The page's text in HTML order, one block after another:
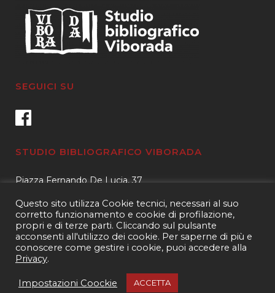
SEGUICI SU
STUDIO BIBLIOGRAFICO VIBORADA
Piazza Fernando De Lucia, 37
Tel.3400596959 – 3404632889
email.info@viborada.it
Copyright 2021 Studio bibliografico Viborada
Questo sito utilizza Cookie tecnici, necessari al suo
corretto funzionamento e cookie di profilazione,
propri e di terze parti. Cliccando sul pulsante
acconsenti all'utilizzo dei cookie. Per saperne di più e
conoscere come gestire i cookie, puoi accedere alla
Privacy.
Impostazioni Coockie ACCETTA